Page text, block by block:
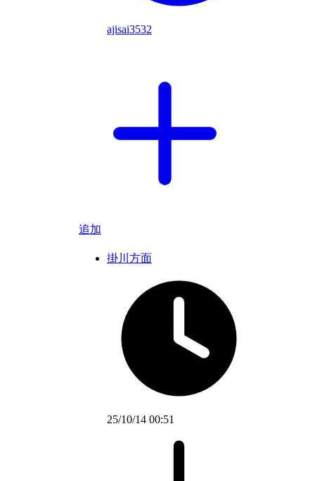
ajisai3532
追加
掛川方面
25/10/14 00:51